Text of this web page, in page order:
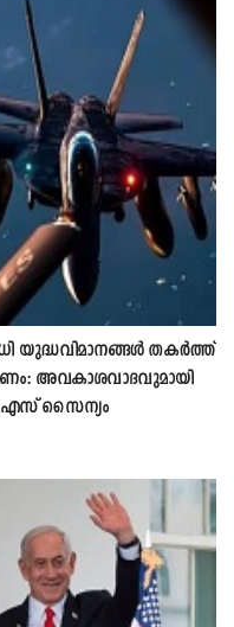
യുദ്ധവിമാനങ്ങൾ തകർത്ത്
അവകാശവാദവുമായി
സൈന്യം